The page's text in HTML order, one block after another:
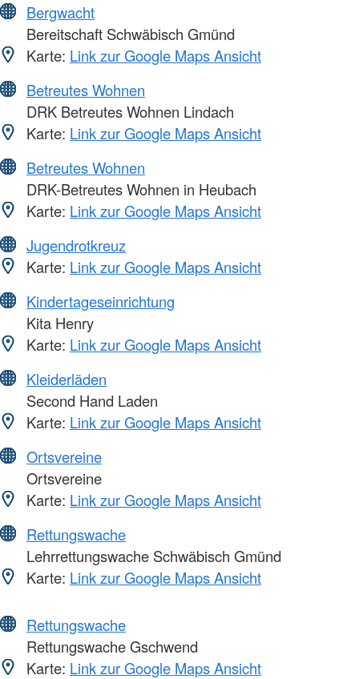
Bergwacht
Bereitschaft Schwäbisch Gmünd
Karte: Link zur Google Maps Ansicht
Betreutes Wohnen
DRK Betreutes Wohnen Lindach
Karte: Link zur Google Maps Ansicht
Betreutes Wohnen
DRK-Betreutes Wohnen in Heubach
Karte: Link zur Google Maps Ansicht
Jugendrotkreuz
Karte: Link zur Google Maps Ansicht
Kindertageseinrichtung
Kita Henry
Karte: Link zur Google Maps Ansicht
Kleiderläden
Second Hand Laden
Karte: Link zur Google Maps Ansicht
Ortsvereine
Ortsvereine
Karte: Link zur Google Maps Ansicht
Rettungswache
Lehrrettungswache Schwäbisch Gmünd
Karte: Link zur Google Maps Ansicht
Rettungswache
Rettungswache Gschwend
Karte: Link zur Google Maps Ansicht